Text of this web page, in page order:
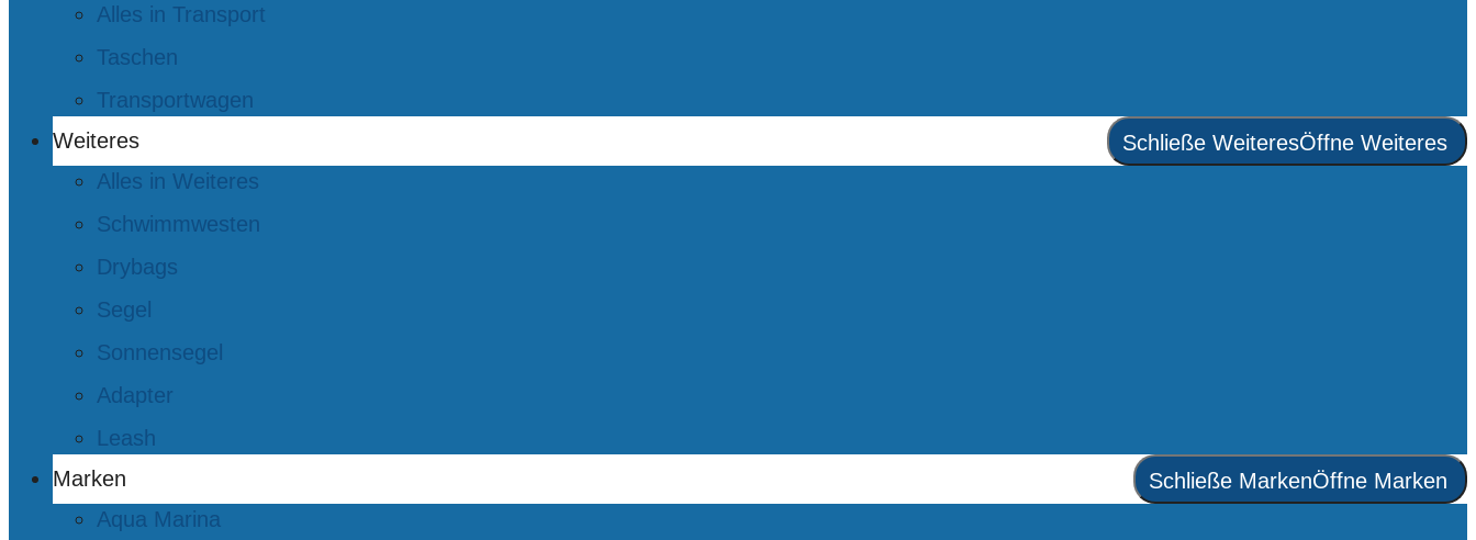
Alles in Transport
Taschen
Transportwagen
Weiteres
Schließe WeiteresÖffne Weiteres
Alles in Weiteres
Schwimmwesten
Drybags
Segel
Sonnensegel
Adapter
Leash
Marken
Schließe MarkenÖffne Marken
Aqua Marina